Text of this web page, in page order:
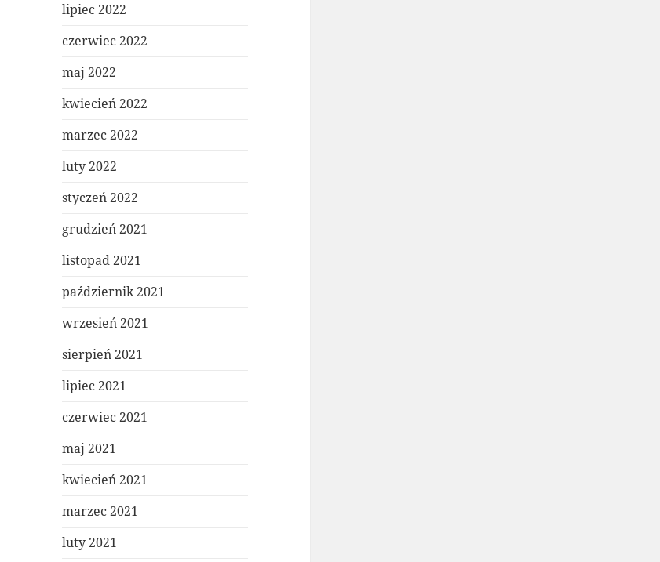
lipiec 2022
czerwiec 2022
maj 2022
kwiecień 2022
marzec 2022
luty 2022
styczeń 2022
grudzień 2021
listopad 2021
październik 2021
wrzesień 2021
sierpień 2021
lipiec 2021
czerwiec 2021
maj 2021
kwiecień 2021
marzec 2021
luty 2021